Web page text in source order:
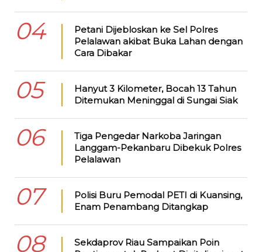
04
Petani Dijebloskan ke Sel Polres
Pelalawan akibat Buka Lahan dengan
Cara Dibakar
05
Hanyut 3 Kilometer, Bocah 13 Tahun
Ditemukan Meninggal di Sungai Siak
06
Tiga Pengedar Narkoba Jaringan
Langgam-Pekanbaru Dibekuk Polres
Pelalawan
07
Polisi Buru Pemodal PETI di Kuansing,
Enam Penambang Ditangkap
08
Sekdaprov Riau Sampaikan Poin